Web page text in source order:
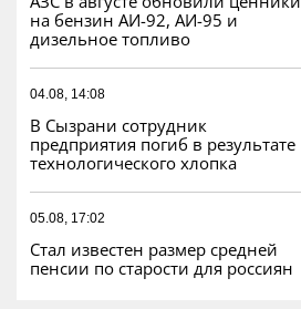
на бензин АИ-92, АИ-95 и
дизельное топливо
04.08, 14:08
В Сызрани сотрудник
предприятия погиб в результате
технологического хлопка
05.08, 17:02
Стал известен размер средней
пенсии по старости для россиян